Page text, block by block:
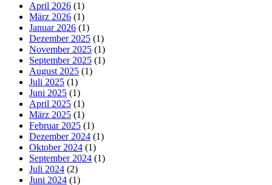
April 2026 (1)
März 2026 (1)
Januar 2026 (1)
Dezember 2025 (1)
November 2025 (1)
September 2025 (1)
August 2025 (1)
Juli 2025 (1)
Juni 2025 (1)
April 2025 (1)
März 2025 (1)
Februar 2025 (1)
Dezember 2024 (1)
Oktober 2024 (1)
September 2024 (1)
Juli 2024 (2)
Juni 2024 (1)